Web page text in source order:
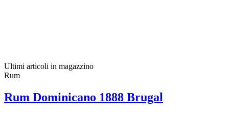
Ultimi articoli in magazzino
Rum
Rum Dominicano 1888 Brugal